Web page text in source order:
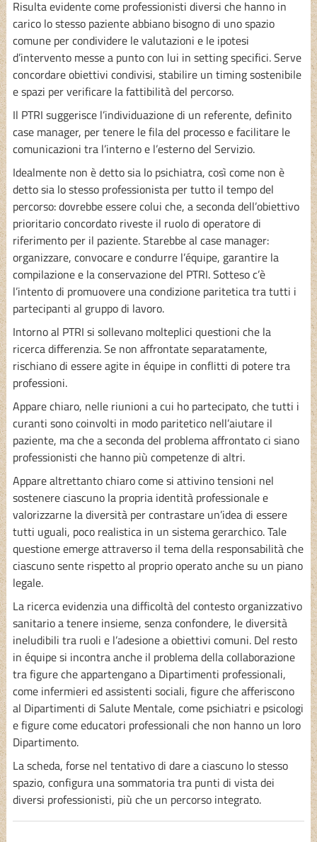
Risulta evidente come professionisti diversi che hanno in
carico lo stesso paziente abbiano bisogno di uno spazio
comune per condividere le valutazioni e le ipotesi
d’intervento messe a punto con lui in setting specifici. Serve
concordare obiettivi condivisi, stabilire un timing sostenibile
e spazi per verificare la fattibilità del percorso.
Il PTRI suggerisce l’individuazione di un referente, definito
case manager, per tenere le fila del processo e facilitare le
comunicazioni tra l’interno e l’esterno del Servizio.
Idealmente non è detto sia lo psichiatra, così come non è
detto sia lo stesso professionista per tutto il tempo del
percorso: dovrebbe essere colui che, a seconda dell’obiettivo
prioritario concordato riveste il ruolo di operatore di
riferimento per il paziente. Starebbe al case manager:
organizzare, convocare e condurre l’équipe, garantire la
compilazione e la conservazione del PTRI. Sotteso c’è
l’intento di promuovere una condizione paritetica tra tutti i
partecipanti al gruppo di lavoro.
Intorno al PTRI si sollevano molteplici questioni che la
ricerca differenzia. Se non affrontate separatamente,
rischiano di essere agite in équipe in conflitti di potere tra
professioni.
Appare chiaro, nelle riunioni a cui ho partecipato, che tutti i
curanti sono coinvolti in modo paritetico nell’aiutare il
paziente, ma che a seconda del problema affrontato ci siano
professionisti che hanno più competenze di altri.
Appare altrettanto chiaro come si attivino tensioni nel
sostenere ciascuno la propria identità professionale e
valorizzarne la diversità per contrastare un’idea di essere
tutti uguali, poco realistica in un sistema gerarchico. Tale
questione emerge attraverso il tema della responsabilità che
ciascuno sente rispetto al proprio operato anche su un piano
legale.
La ricerca evidenzia una difficoltà del contesto organizzativo
sanitario a tenere insieme, senza confondere, le diversità
ineludibili tra ruoli e l’adesione a obiettivi comuni. Del resto
in équipe si incontra anche il problema della collaborazione
tra figure che appartengano a Dipartimenti professionali,
come infermieri ed assistenti sociali, figure che afferiscono
al Dipartimenti di Salute Mentale, come psichiatri e psicologi
e figure come educatori professionali che non hanno un loro
Dipartimento.
La scheda, forse nel tentativo di dare a ciascuno lo stesso
spazio, configura una sommatoria tra punti di vista dei
diversi professionisti, più che un percorso integrato.